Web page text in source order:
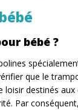
bébé ?
que le
destinés
Par